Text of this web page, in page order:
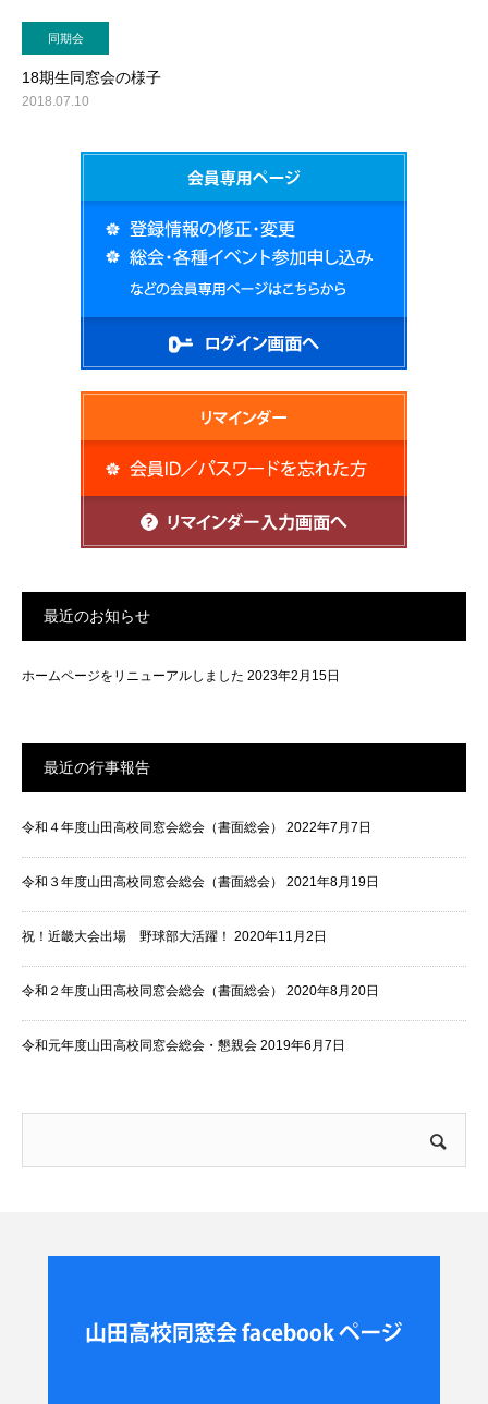
同期会
18期生同窓会の様子
2018.07.10
最近のお知らせ
ホームページをリニューアルしました 2023年2月15日
最近の行事報告
令和４年度山田高校同窓会総会（書面総会） 2022年7月7日
令和３年度山田高校同窓会総会（書面総会） 2021年8月19日
祝！近畿大会出場 野球部大活躍！ 2020年11月2日
令和２年度山田高校同窓会総会（書面総会） 2020年8月20日
令和元年度山田高校同窓会総会・懇親会 2019年6月7日